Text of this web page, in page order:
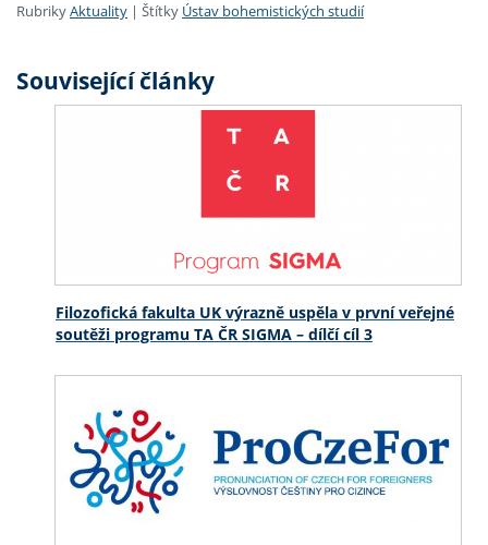
RubrikyAktuality | Štítky Ústav bohemistických studií
Související články
Filozofická fakulta UK výrazně uspěla v první veřejné
soutěži programu TA ČR SIGMA – dílčí cíl 3